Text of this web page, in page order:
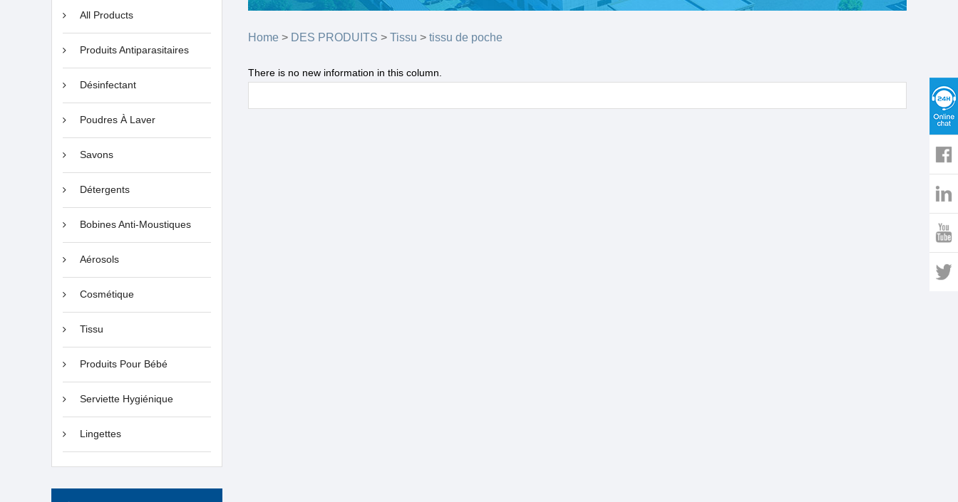
All Products
Produits Antiparasitaires
Désinfectant
Poudres À Laver
Savons
Détergents
Bobines Anti-Moustiques
Aérosols
Cosmétique
Tissu
Produits Pour Bébé
Serviette Hygiénique
Lingettes
Home > DES PRODUITS > Tissu > tissu de poche
There is no new information in this column.